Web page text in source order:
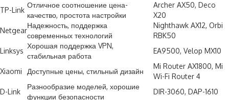
TP-Link
Отличное соотношение цена-
качество, простота настройки
Archer AX50, Deco
X20
Netgear
Надежность, поддержка
современных технологий
Nighthawk AX12, Orbi
RBK50
Linksys
Хорошая поддержка VPN,
стабильная работа
EA9500, Velop MX10
Xiaomi Доступные цены, стильный дизайн
Mi Router AX1800, Mi
Wi-Fi Router 4
D-Link
Разнообразие моделей, хорошие
функции безопасности
DIR-3060, DAP-1610